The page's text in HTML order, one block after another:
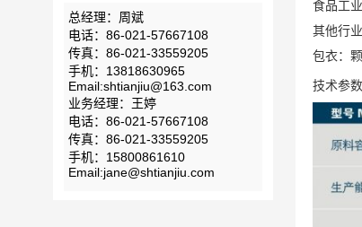
食品工
其他行
包衣：
技术参数
总经理：周斌
电话：86-021-57667108
传真：86-021-33559205
手机：13818630965
Email:shtianjiu@163.com
业务经理：王婷
电话：86-021-57667108
传真：86-021-33559205
手机：15800861610
Email:jane@shtianjiu.com